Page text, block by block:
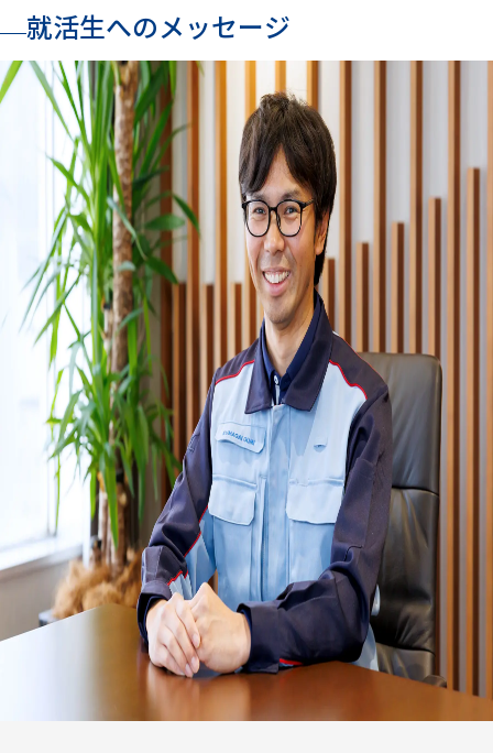
就活生へのメッセージ